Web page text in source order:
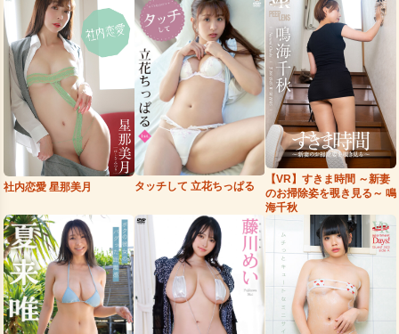
社内恋愛 星那美月 タッチして 立花ちっぱる
【VR】すきま時間 ～新妻
のお掃除姿を覗き見る～ 鳴
海千秋